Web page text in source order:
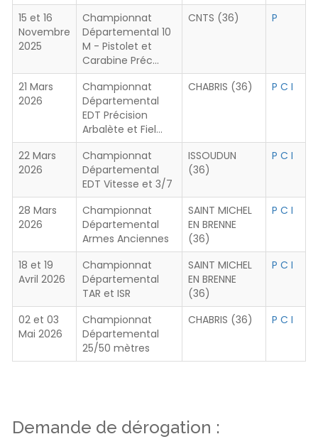
15 et 16
Novembre
2025
Championnat
Départemental 10
M - Pistolet et
Carabine Préc…
CNTS (36) P
21 Mars
2026
Championnat
Départemental
EDT Précision
Arbalète et Fiel…
CHABRIS (36) P C I
22 Mars
2026
Championnat
Départemental
EDT Vitesse et 3/7
ISSOUDUN
(36)
P C I
28 Mars
2026
Championnat
Départemental
Armes Anciennes
SAINT MICHEL
EN BRENNE
(36)
P C I
18 et 19
Avril 2026
Championnat
Départemental
TAR et ISR
SAINT MICHEL
EN BRENNE
(36)
P C I
02 et 03
Mai 2026
Championnat
Départemental
25/50 mètres
CHABRIS (36) P C I
Demande de dérogation :